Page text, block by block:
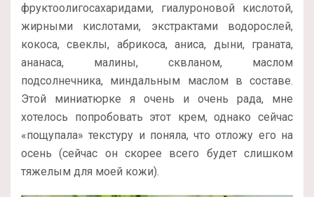
фруктоолигосахаридами, гиалуроновой кислотой,
жирными кислотами, экстрактами водорослей,
кокоса, свеклы, абрикоса, аниса, дыни, граната,
ананаса, малины, сквланом, маслом
подсолнечника, миндальным маслом в составе.
Этой миниатюрке я очень и очень рада, мне
хотелось попробовать этот крем, однако сейчас
«пощупала» текстуру и поняла, что отложу его на
осень (сейчас он скорее всего будет слишком
тяжелым для моей кожи).